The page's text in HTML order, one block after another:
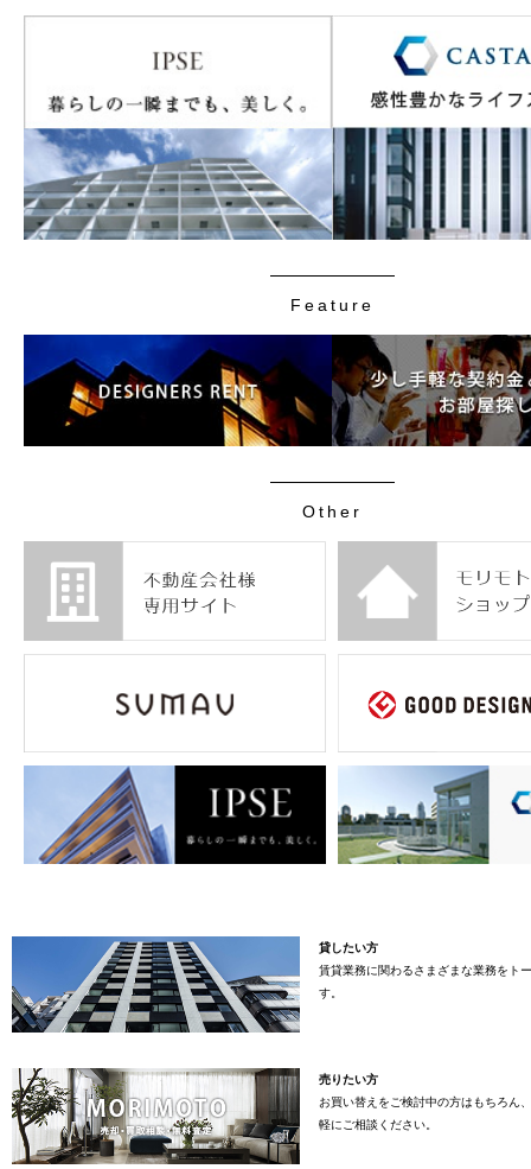
Feature
Other
貸したい方
賃貸業務に関わるさまざまな業務をト
す。
売りたい方
お買い替えをご検討中の方はもちろん
軽にご相談ください。